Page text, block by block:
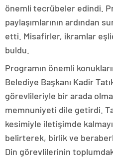
önemli tecrübeler edindi.
paylaşımlarının ardından
etti. Misafirler, ikramlar
buldu.
Programın önemli
Belediye Başkanı Kadir
görevlileriyle bir arada
memnuniyeti dile getirdi.
kesimiyle iletişimde
belirterek, birlik ve
Din görevlilerinin